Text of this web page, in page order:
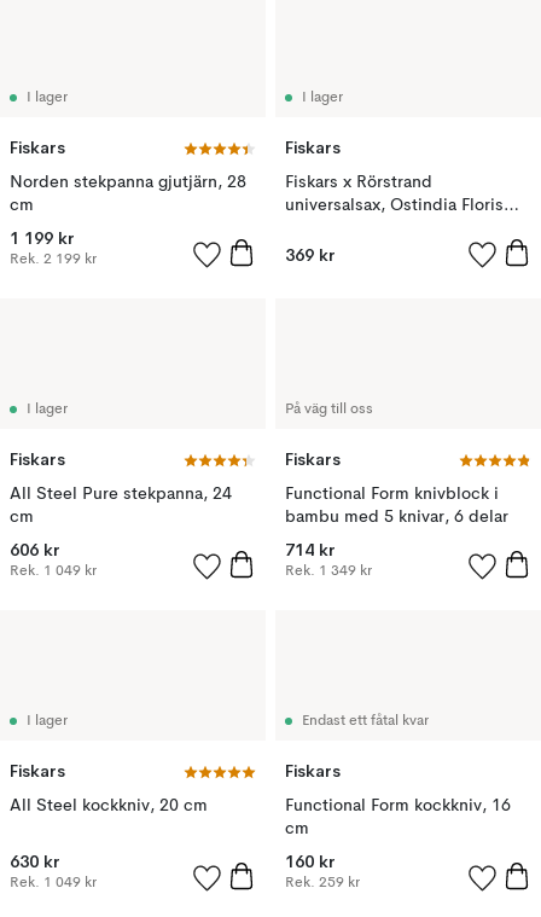
I lager
Fiskars
Norden stekpanna gjutjärn, 28
cm
1 199 kr
Rek. 2 199 kr
I lager
Fiskars
Fiskars x Rörstrand
universalsax, Ostindia Floris
369 kr
I lager
Fiskars
All Steel Pure stekpanna, 24
cm
606 kr
Rek. 1 049 kr
På väg till oss
Fiskars
Functional Form knivblock i
bambu med 5 knivar, 6 delar
714 kr
Rek. 1 349 kr
I lager
Fiskars
All Steel kockkniv, 20 cm
630 kr
Rek. 1 049 kr
Endast ett fåtal kvar
Fiskars
Functional Form kockkniv, 16
cm
160 kr
Rek. 259 kr